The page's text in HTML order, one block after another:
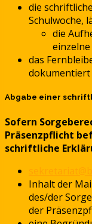
die
Schulwoche,
die
das
dokumentiert
Abgabe einer
Sofern
Präsenzpflicht
schriftliche
Inhalt der
des/der
der